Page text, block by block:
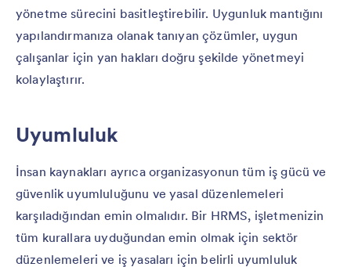
yönetme sürecini basitleştirebilir. Uygunluk mantığını
yapılandırmanıza olanak tanıyan çözümler, uygun
çalışanlar için yan hakları doğru şekilde yönetmeyi
kolaylaştırır.
Uyumluluk
İnsan kaynakları ayrıca organizasyonun tüm iş gücü ve
güvenlik uyumluluğunu ve yasal düzenlemeleri
karşıladığından emin olmalıdır. Bir HRMS, işletmenizin
tüm kurallara uyduğundan emin olmak için sektör
düzenlemeleri ve iş yasaları için belirli uyumluluk